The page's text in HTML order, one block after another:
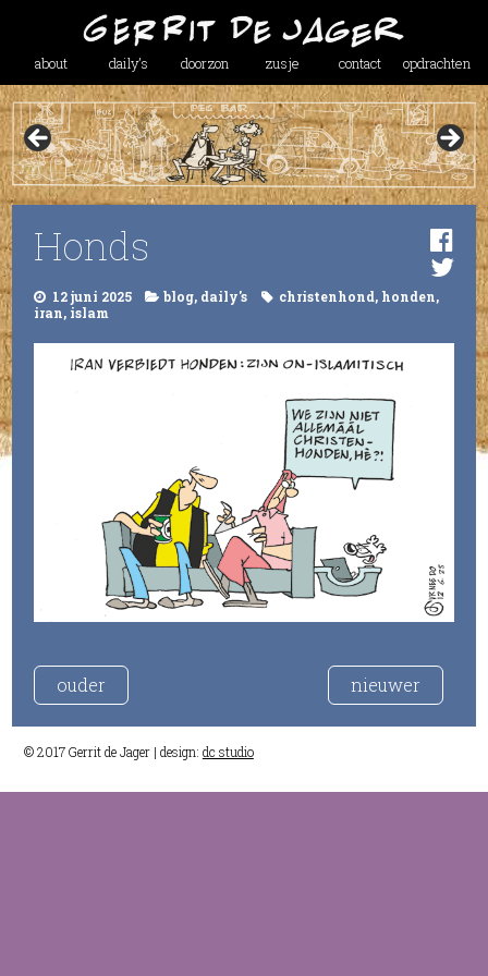
about daily’s doorzon zusje contact opdrachten
Honds
12 juni 2025 blog, daily's christenhond, honden,
iran, islam
ouder nieuwer
© 2017 Gerrit de Jager | design: dc studio